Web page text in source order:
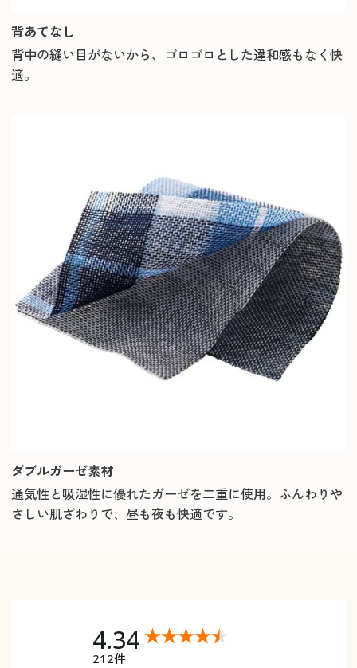
背あてなし
背中の縫い目がないから、ゴロゴロとした違和感もなく快
適。
ダブルガーゼ素材
通気性と吸湿性に優れたガーゼを二重に使用。ふんわりや
さしい肌ざわりで、昼も夜も快適です。
4.34
212件